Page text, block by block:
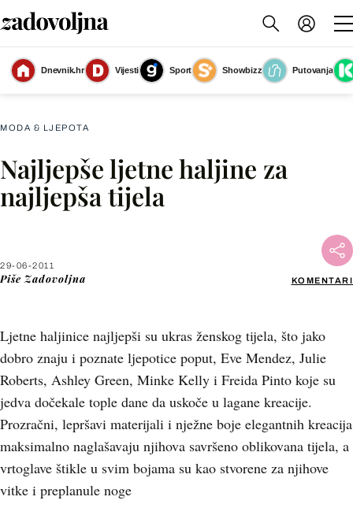
Dnevnik.hr Vijesti Sport Showbizz
Putovanja
Slika nije dostupna
MODA & LJEPOTA
Najljepše ljetne haljine za
najljepša tijela
29-06-2011
Piše Zadovoljna KOMENTARI
Ljetne haljinice najljepši su ukras ženskog tijela, što jako
dobro znaju i poznate ljepotice poput, Eve Mendez, Julie
Roberts, Ashley Green, Minke Kelly i Freida Pinto koje su
jedva dočekale tople dane da uskoče u lagane kreacije.
Prozračni, lepršavi materijali i nježne boje elegantnih kreacija
maksimalno naglašavaju njihova savršeno oblikovana tijela, a
vrtoglave štikle u svim bojama su kao stvorene za njihove
vitke i preplanule noge
Facebook